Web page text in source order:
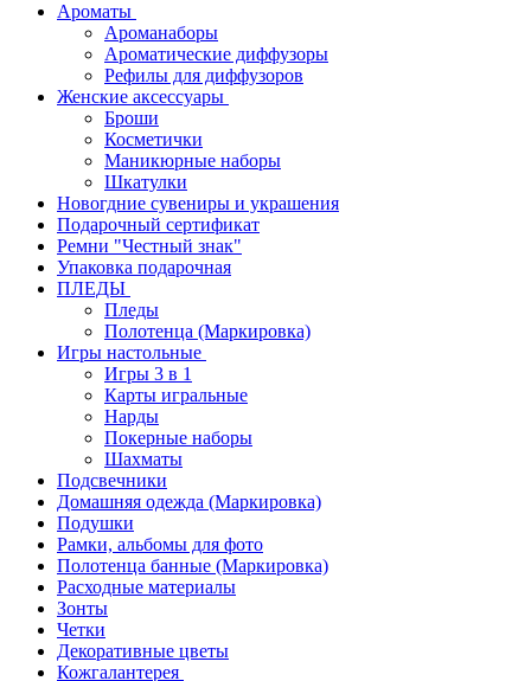
Ароматы
Ароманаборы
Ароматические диффузоры
Рефилы для диффузоров
Женские аксессуары
Броши
Косметички
Маникюрные наборы
Шкатулки
Новогдние сувениры и украшения
Подарочный сертификат
Ремни "Честный знак"
Упаковка подарочная
ПЛЕДЫ
Пледы
Полотенца (Маркировка)
Игры настольные
Игры 3 в 1
Карты игральные
Нарды
Покерные наборы
Шахматы
Подсвечники
Домашняя одежда (Маркировка)
Подушки
Рамки, альбомы для фото
Полотенца банные (Маркировка)
Расходные материалы
Зонты
Четки
Декоративные цветы
Кожгалантерея